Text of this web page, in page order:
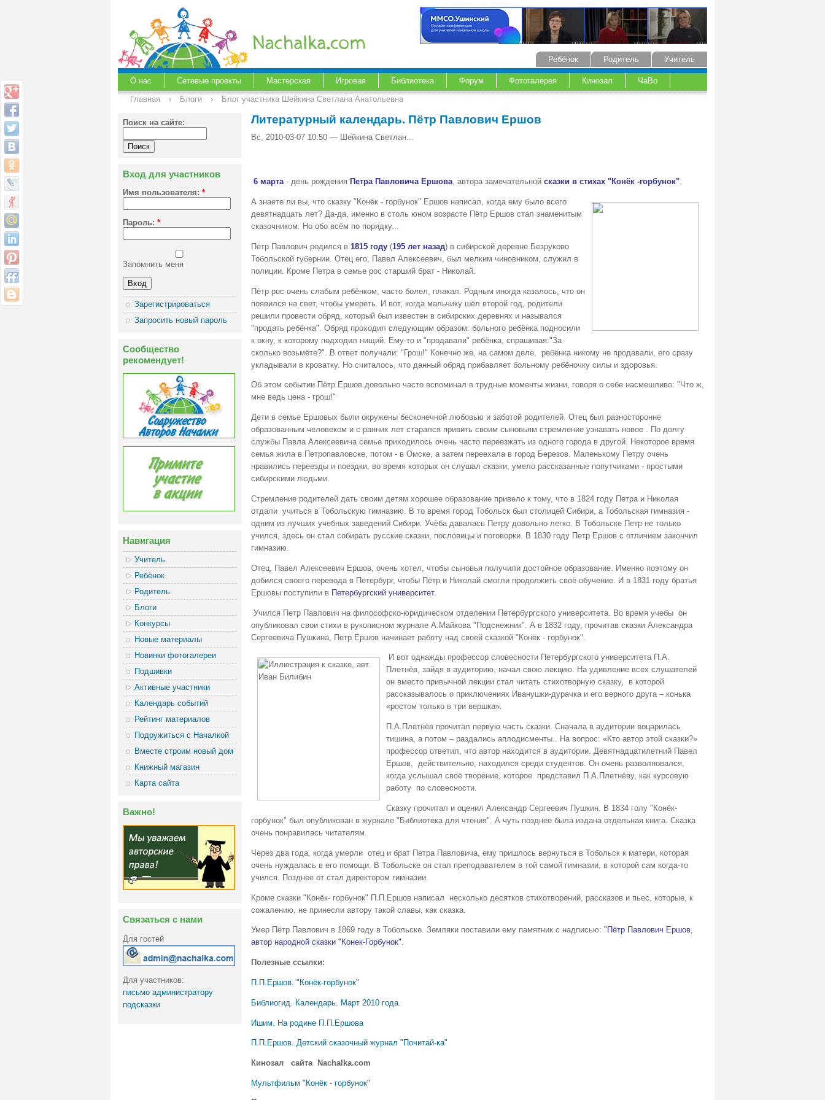
Учитель
Родитель
Ребёнок
О нас Сетевые проекты Мастерская Игровая Библиотека Форум Фотогалерея Кинозал
ЧаВо
Главная
› Блоги › Блог участника Шейкина Светлана Анатольевна
Поиск на сайте:
Вход для участников
Имя пользователя: *
Пароль: *
Запомнить меня
Зарегистрироваться
Запросить новый пароль
Сообщество
рекомендует!
Навигация
Учитель
Ребёнок
Родитель
Блоги
Конкурсы
Новые материалы
Новинки фотогалереи
Подшивки
Активные участники
Календарь событий
Рейтинг материалов
Подружиться с Началкой
Вместе строим новый дом
Книжный магазин
Карта сайта
Важно!
Связаться с нами
Для гостей
Для участников:
письмо администратору
подсказки
Литературный календарь. Пётр Павлович Ершов
Вс, 2010-03-07 10:50 — Шейкина Светлан...
6 марта- день рождения Петра Павловича Ершова, автора замечательной сказки в стихах "Конёк -горбунок".
А знаете ли вы, что сказку "Конёк - горбунок" Ершов написал, когда ему было всего
девятнадцать лет? Да-да, именно в столь юном возрасте Пётр Ершов стал знаменитым
сказочником. Но обо всём по порядку...
Пётр Павлович родился в 1815 году(195 лет назад) в сибирской деревне Безруково
Тобольской губернии. Отец его, Павел Алексеевич, был мелким чиновником, служил в
полиции. Кроме Петра в семье рос старший брат - Николай.
Пётр рос очень слабым ребёнком, часто болел, плакал. Родным иногда казалось, что он
появился на свет, чтобы умереть. И вот, когда мальчику шёл второй год, родители
решили провести обряд, который был известен в сибирских деревнях и назывался
"продать ребёнка". Обряд проходил следующим образом: больного ребёнка подносили
к окну, к которому подходил нищий. Ему-то и "продавали" ребёнка, спрашивая:"За
сколько возьмёте?". В ответ получали: "Грош!" Конечно же, на самом деле, ребёнка никому не продавали, его сразу
укладывали в кроватку. Но считалось, что данный обряд прибавляет больному ребёночку силы и здоровья.
Об этом событии Пётр Ершов довольно часто вспоминал в трудные моменты жизни, говоря о себе насмешливо: "Что ж,
мне ведь цена - грош!"
Дети в семье Ершовых были окружены бесконечной любовью и заботой родителей. Отец был разносторонне
образованным человеком и с ранних лет старался привить своим сыновьям стремление узнавать новое . По долгу
службы Павла Алексеевича семье приходилось очень часто переезжать из одного города в другой. Некоторое время
семья жила в Петропавловске, потом - в Омске, а затем переехала в город Березов. Маленькому Петру очень
нравились переезды и поездки, во время которых он слушал сказки, умело рассказанные попутчиками - простыми
сибирскими людьми.
Стремление родителей дать своим детям хорошее образование привело к тому, что в 1824 году Петра и Николая
отдали учиться в Тобольскую гимназию. В то время город Тобольск был столицей Сибири, а Тобольская гимназия -
одним из лучших учебных заведений Сибири. Учёба давалась Петру довольно легко. В Тобольске Петр не только
учился, здесь он стал собирать русские сказки, пословицы и поговорки. В 1830 году Петр Ершов с отличием закончил
гимназию.
Отец, Павел Алексеевич Ершов, очень хотел, чтобы сыновья получили достойное образование. Именно поэтому он
добился своего перевода в Петербург, чтобы Пётр и Николай смогли продолжить своё обучение. И в 1831 году братья
Ершовы поступили вПетербургский университет.
Учился Петр Павлович на философско-юридическом отделении Петербургского университета. Во время учебы он
опубликовал свои стихи в рукописном журнале А.Майкова "Подснежник". А в 1832 году, прочитав сказки Александра
Сергеевича Пушкина, Петр Ершов начинает работу над своей сказкой "Конёк - горбунок".
И вот однажды профессор словесности Петербургского университета П.А.
Плетнёв, зайдя в аудиторию, начал свою лекцию. На удивление всех слушателей
он вместо привычной лекции стал читать стихотворную сказку, в которой
рассказывалось о приключениях Иванушки-дурачка и его верного друга – конька
«ростом только в три вершка».
П.А.Плетнёв прочитал первую часть сказки. Сначала в аудитории воцарилась
тишина, а потом – раздались аплодисменты.. На вопрос: «Кто автор этой сказки?»
профессор ответил, что автор находится в аудитории. Девятнадцатилетний Павел
Ершов, действительно, находился среди студентов. Он очень разволновался,
когда услышал своё творение, которое представил П.А.Плетнёву, как курсовую
работу по словесности.
Сказку прочитал и оценил Александр Сергеевич Пушкин. В 1834 голу "Конёк-
горбунок" был опубликован в журнале "Библиотека для чтения". А чуть позднее была издана отдельная книга. Сказка
очень понравилась читателям.
Через два года, когда умерли отец и брат Петра Павловича, ему пришлось вернуться в Тобольск к матери, которая
очень нуждалась в его помощи. В Тобольске он стал преподавателем в той самой гимназии, в которой сам когда-то
учился. Позднее от стал директором гимназии.
Кроме сказки "Конёк- горбунок" П.П.Ершов написал несколько десятков стихотворений, рассказов и пьес, которые, к
сожалению, не принесли автору такой славы, как сказка.
Умер Пётр Павлович в 1869 году в Тобольске. Земляки поставили ему памятник с надписью: "Пётр Павлович Ершов,
автор народной сказки "Конек-Горбунок".
Полезные ссылки:
П.П.Ершов. "Конёк-горбунок"
Библиогид. Календарь. Март 2010 года.
Ишим. На родине П.П.Ершова
П.П.Ершов. Детский сказочный журнал "Почитай-ка"
Кинозал сайта Nachalka.com
Мультфильм "Конёк - горбунок"